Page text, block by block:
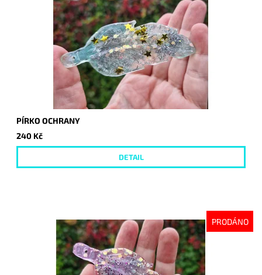
PÍRKO OCHRANY
240 Kč
DETAIL
PRODÁNO